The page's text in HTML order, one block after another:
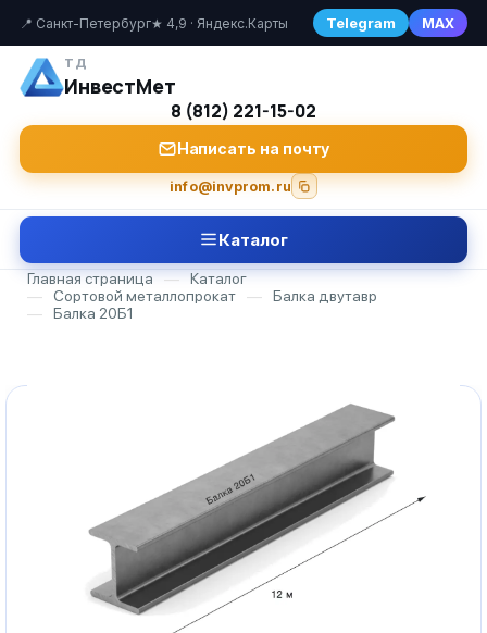
📍 Санкт-Петербург★ 4,9 · Яндекс.Карты Telegram MAX
ТД
ИнвестМет
8 (812) 221-15-02
Написать на почту
info@invprom.ru
Каталог
Главная страница —
Каталог
—
Сортовой металлопрокат —
Балка двутавр
—
Балка 20Б1